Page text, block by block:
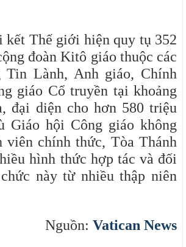
kết Thế giới hiện quy tụ 352
đoàn Kitô giáo thuộc các
Tin Lành, Anh giáo, Chính
giáo Cổ truyền tại khoảng
đại diện cho hơn 580 triệu
Giáo hội Công giáo không
viên chính thức, Tòa Thánh
hình thức hợp tác và đối
này từ nhiều thập niên
Nguồn: Vatican News